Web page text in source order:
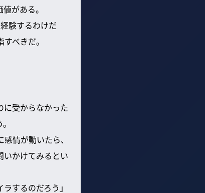
がある。
験するわけだ
べきだ。
に受からなかった
情が動いたら、
いかけてみるとい
するのだろう」